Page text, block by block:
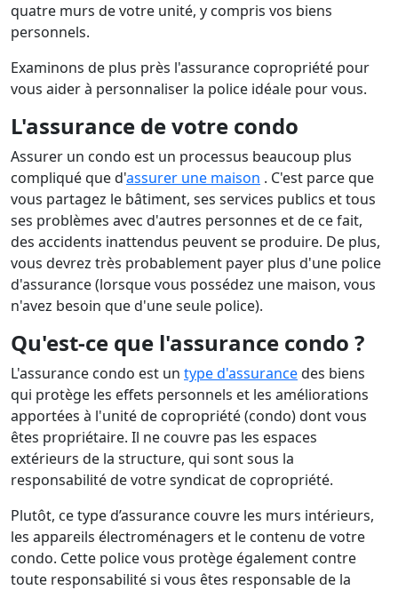
quatre murs de votre unité, y compris vos biens
personnels.
Examinons de plus près l'assurance copropriété pour
vous aider à personnaliser la police idéale pour vous.
L'assurance de votre condo
Assurer un condo est un processus beaucoup plus
compliqué que d'assurer une maison . C'est parce que
vous partagez le bâtiment, ses services publics et tous
ses problèmes avec d'autres personnes et de ce fait,
des accidents inattendus peuvent se produire. De plus,
vous devrez très probablement payer plus d'une police
d'assurance (lorsque vous possédez une maison, vous
n'avez besoin que d'une seule police).
Qu'est-ce que l'assurance condo ?
L'assurance condo est un type d'assurancedes biens
qui protège les effets personnels et les améliorations
apportées à l'unité de copropriété (condo) dont vous
êtes propriétaire. Il ne couvre pas les espaces
extérieurs de la structure, qui sont sous la
responsabilité de votre syndicat de copropriété.
Plutôt, ce type d’assurance couvre les murs intérieurs,
les appareils électroménagers et le contenu de votre
condo. Cette police vous protège également contre
toute responsabilité si vous êtes responsable de la